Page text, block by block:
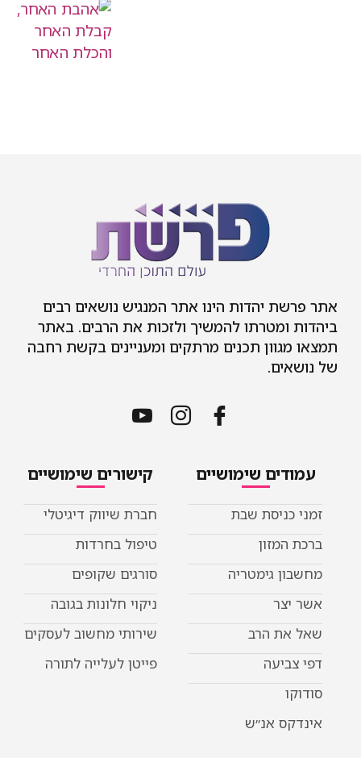
אתר פרשת יהדות הינו אתר המנגיש נושאים רבים
ביהדות ומטרתו להמשיך ולזכות את הרבים. באתר
תמצאו מגוון תכנים מרתקים ומעניינים בקשת רחבה
של נושאים.
עמודים שימושיים
זמני כניסת שבת
ברכת המזון
מחשבון גימטריה
אשר יצר
שאל את הרב
דפי צביעה
סודוקו
אינדקס אנ״ש
קישורים שימושיים
חברת שיווק דיגיטלי
טיפול בחרדות
סורגים שקופים
ניקוי חלונות בגובה
שירותי מחשוב לעסקים
פייטן לעלייה לתורה